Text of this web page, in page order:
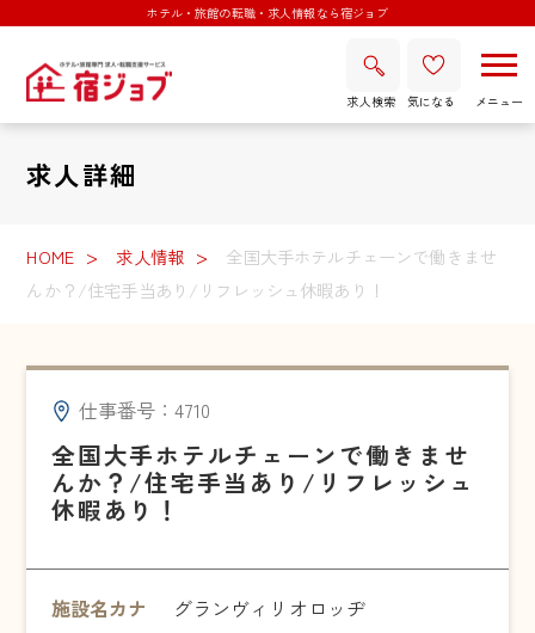
ホテル・旅館の転職・求人情報なら宿ジョブ
求人検索 気になる
求人詳細
HOME 求人情報
全国大手ホテルチェーンで働きませ
んか？/住宅手当あり/リフレッシュ休暇あり！
仕事番号：4710
全国大手ホテルチェーンで働きませ
んか？/住宅手当あり/リフレッシュ
休暇あり！
施設名カナ
グランヴィリオロッヂ